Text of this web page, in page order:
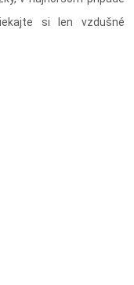
si len vzdušné